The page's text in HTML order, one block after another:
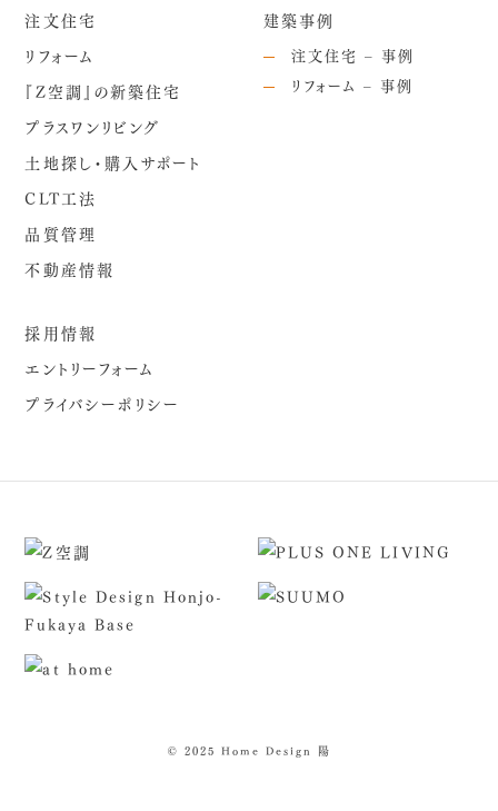
注文住宅
リフォーム
『Z空調』の新築住宅
プラスワンリビング
土地探し・購入サポート
CLT工法
品質管理
不動産情報
建築事例
注文住宅 – 事例
リフォーム – 事例
採用情報
エントリーフォーム
プライバシーポリシー
© 2025 Home Design 陽